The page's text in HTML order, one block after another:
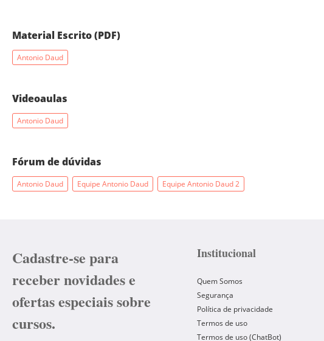
Material Escrito (PDF)
Antonio Daud
Videoaulas
Antonio Daud
Fórum de dúvidas
Antonio Daud Equipe Antonio Daud Equipe Antonio Daud 2
Cadastre-se para
receber novidades e
ofertas especiais sobre
cursos.
Institucional
Quem Somos
Segurança
Política de privacidade
Termos de uso
Termos de uso (ChatBot)